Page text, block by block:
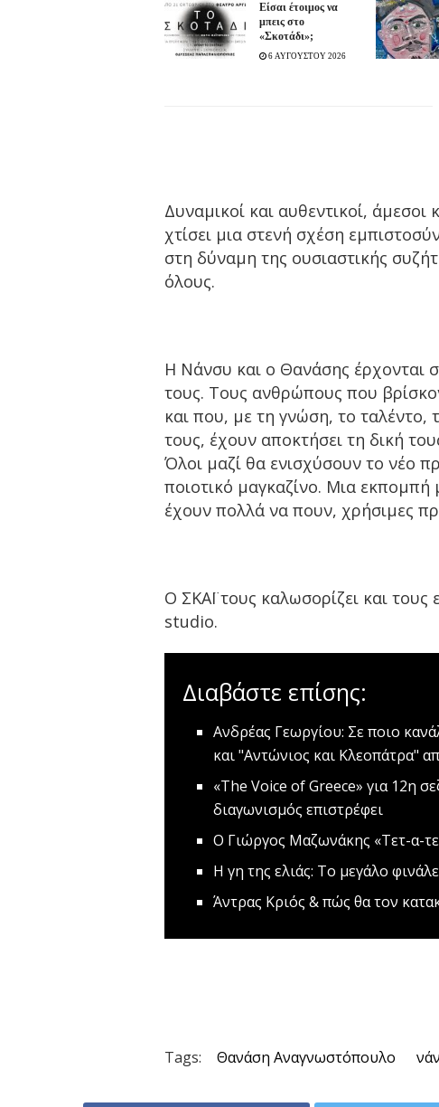
Είσαι έτοιμος να
μπεις στο
«Σκοτάδι»;
6 ΑΥΓΟΥΣΤΟΥ 2026
Δυναμικοί και αυθεντικοί, άμεσοι
χτίσει μια στενή σχέση
στη δύναμη της ουσιαστικής
όλους.
Η Νάνσυ και ο Θανάσης έρχονται
τους. Τους ανθρώπους που
και που, με τη γνώση, το ταλέντο,
τους, έχουν αποκτήσει τη δική
Όλοι μαζί θα ενισχύσουν το νέο
ποιοτικό μαγκαζίνο. Μια
έχουν πολλά να πουν, χρήσιμες
Ο ΣΚΑΪ τους καλωσορίζει και τους
studio.
Διαβάστε επίσης:
Ανδρέας Γεωργίου: Σε ποιο
και "Αντώνιος και Κλεοπάτρα"
«The Voice of Greece» για 12η
διαγωνισμός επιστρέφει
O Γιώργος Μαζωνάκης «Τετ-α-
Η γη της ελιάς: Το μεγάλο φινάλε
Άντρας Κριός & πώς θα τον
Tags: Θανάση Αναγνωστόπουλο